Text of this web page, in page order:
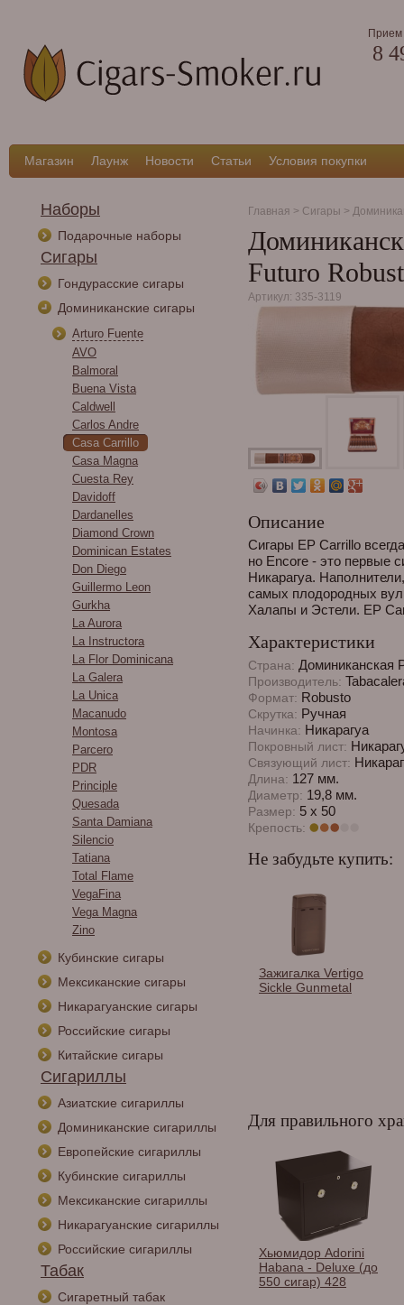
Прием
8
Магазин Лаунж Новости Статьи Условия покупки
Наборы
Подарочные наборы
Сигары
Гондурасские сигары
Доминиканские сигары
Arturo Fuente
AVO
Balmoral
Buena Vista
Caldwell
Carlos Andre
Casa Carrillo
Casa Magna
Cuesta Rey
Davidoff
Dardanelles
Diamond Crown
Dominican Estates
Don Diego
Guillermo Leon
Gurkha
La Aurora
La Instructora
La Flor Dominicana
La Galera
La Unica
Macanudo
Montosa
Parcero
PDR
Principle
Quesada
Santa Damiana
Silencio
Tatiana
Total Flame
VegaFina
Vega Magna
Zino
Кубинские сигары
Мексиканские сигары
Никарагуанские сигары
Российские сигары
Китайские сигары
Сигариллы
Азиатские сигариллы
Доминиканские сигариллы
Европейские сигариллы
Кубинские сигариллы
Мексиканские сигариллы
Никарагуанские сигариллы
Российские сигариллы
Табак
Сигаретный табак
Главная > Сигары >
Futuro
Артикул: 335-3119
Описание
Сигары EP Carrillo
но Encore - это первые
Никарагуа.
самых плодородных
Халапы и Эстели. EP
Характеристики
Страна: Доминиканская
Производитель:
Формат: Robusto
Скрутка: Ручная
Начинка: Никарагуа
Покровный лист:
Связующий лист:
Длина: 127 мм.
Диаметр: 19,8 мм.
Размер: 5 х 50
Крепость:
Не забудьте купить:
сигарные
Quasar SV-cut
(двойного действия),
Оружейная сталь
CU720T3
Зажигалка Vertigo
Sickle Gunmetal
Для правильного
Adorini
Deluxe
черный
Хьюмидор Gentili
SV40-Croco-Dark
Хьюмидор Adorini
Habana - Deluxe (до
550 сигар) 428